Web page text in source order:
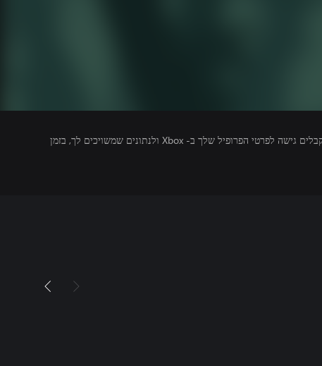
מפרסמים של משחקים שאתה מפעיל מקבלים גישה לפרטי הפרופיל שלך ב- Xbox ולנתונים שמשויכים לך, בזמן